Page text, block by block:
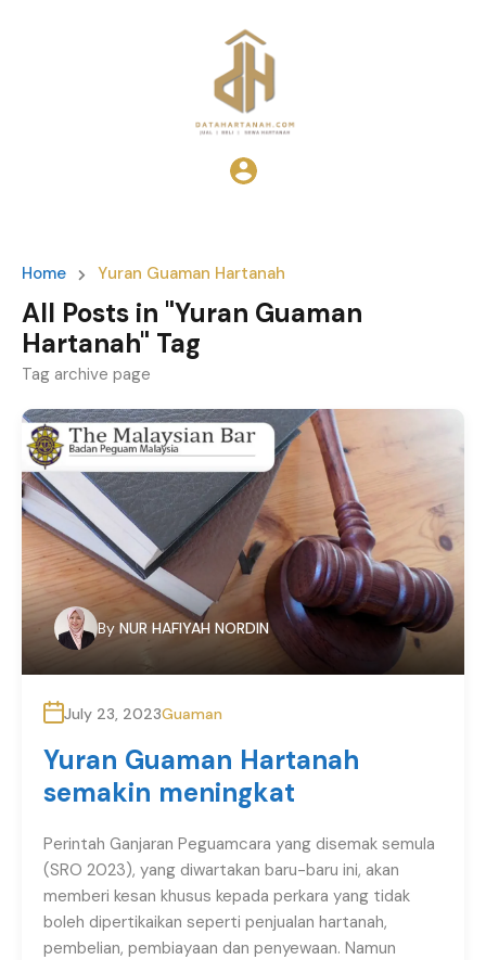
Home Yuran Guaman Hartanah
All Posts in "Yuran Guaman
Hartanah" Tag
Tag archive page
By NUR HAFIYAH NORDIN
July 23, 2023Guaman
Yuran Guaman Hartanah
semakin meningkat
Perintah Ganjaran Peguamcara yang disemak semula
(SRO 2023), yang diwartakan baru-baru ini, akan
memberi kesan khusus kepada perkara yang tidak
boleh dipertikaikan seperti penjualan hartanah,
pembelian, pembiayaan dan penyewaan. Namun